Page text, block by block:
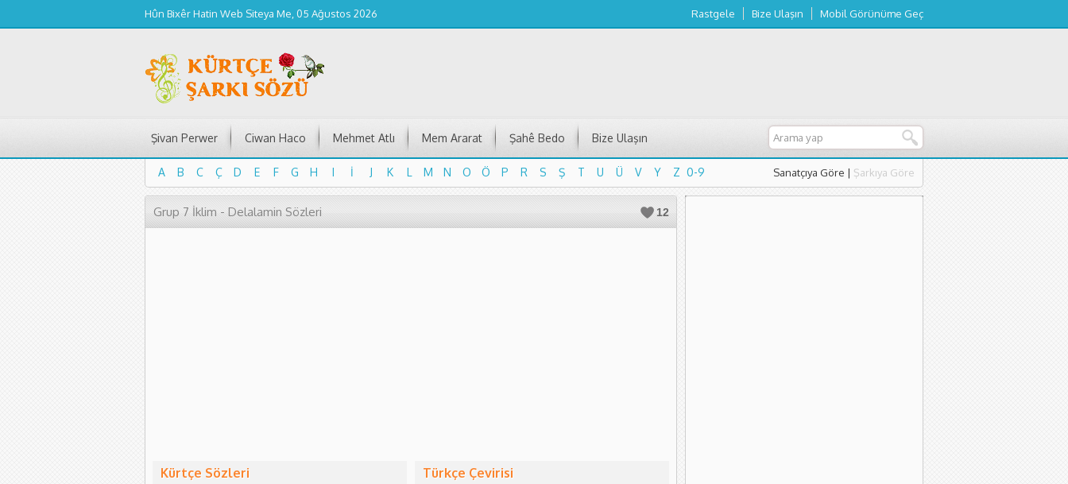
Hûn Bixêr Hatin Web Siteya Me, 05 Ağustos 2026 Rastgele Bize Ulaşın Mobil Görünüme Geç
Şivan Perwer Ciwan Haco Mehmet Atlı Mem Ararat Şahê Bedo Bize Ulaşın
A B C Ç D E F G H I İ J K L M N O Ö P R S Ş T U Ü V Y Z 0-9
A
B C Ç D E F G H I İ J K L M N O Ö P R S Ş T U Ü V Y Z 0-9
Sanatçıya Göre | Şarkıya Göre
12
Grup 7 İklim - Delalamin Sözleri
Kürtçe Sözleri Türkçe Çevirisi